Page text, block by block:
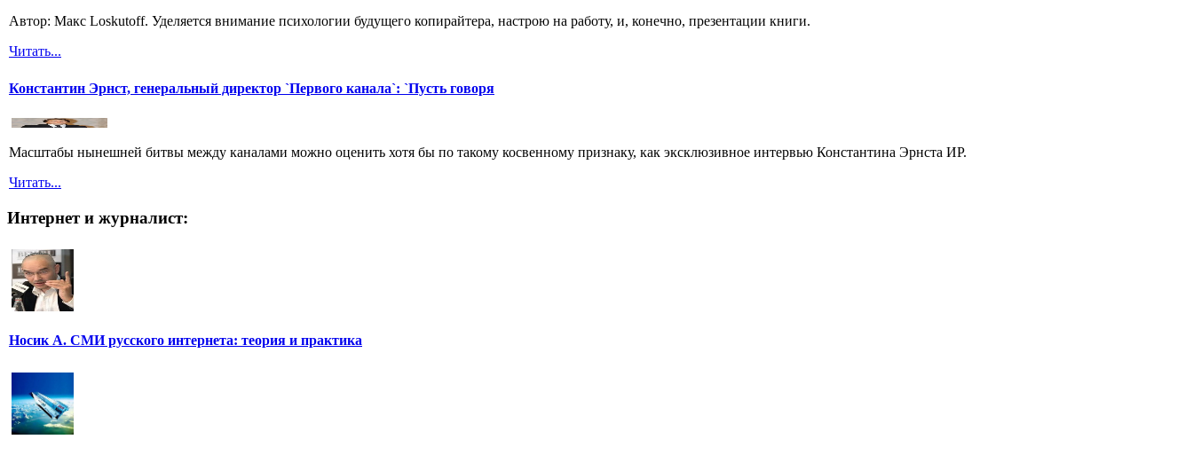
Автор: Макс Loskutoff. Уделяется внимание психологии будущего копирайтера, настрою на работу, и, конечно, презентации книги.
Читать...
Константин Эрнст, генеральный директор `Первого канала`: `Пусть говоря
Масштабы нынешней битвы между каналами можно оценить хотя бы по такому косвенному признаку, как эксклюзивное интервью Константина Эрнста ИР.
Читать...
Интернет и журналист:
Носик А. СМИ русского интернета: теория и практика